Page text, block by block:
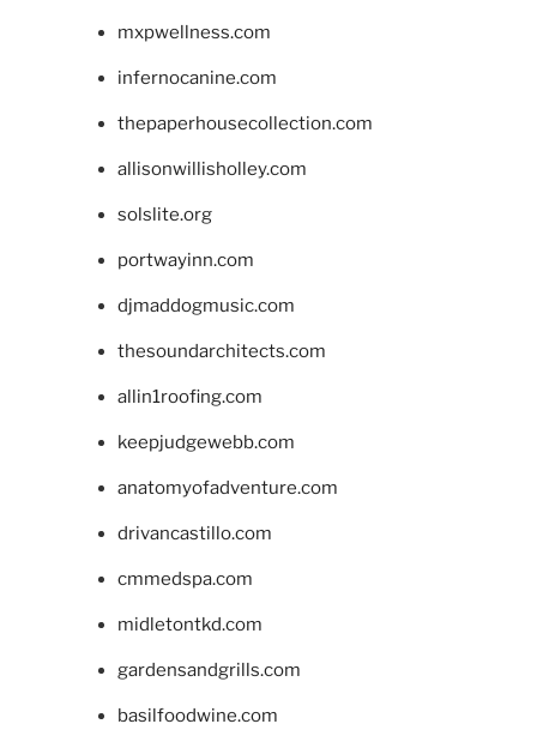
mxpwellness.com
infernocanine.com
thepaperhousecollection.com
allisonwillisholley.com
solslite.org
portwayinn.com
djmaddogmusic.com
thesoundarchitects.com
allin1roofing.com
keepjudgewebb.com
anatomyofadventure.com
drivancastillo.com
cmmedspa.com
midletontkd.com
gardensandgrills.com
basilfoodwine.com